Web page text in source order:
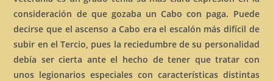
consideración de que gozaba un Cabo con paga. Puede
decirse que el ascenso a Cabo era el escalón más difícil de
subir en el Tercio, pues la reciedumbre de su personalidad
debía ser cierta ante el hecho de tener que tratar con
unos legionarios especiales con características distintas